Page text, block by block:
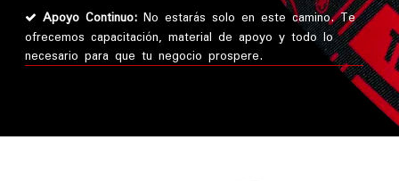
Apoyo Continuo: No estarás solo en este camino. Te
ofrecemos capacitación, material de apoyo y todo lo
necesario para que tu negocio prospere.